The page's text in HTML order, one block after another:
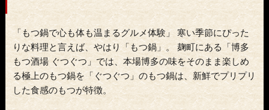
「もつ鍋で心も体も温まるグルメ体験」 寒い季節にぴった
りな料理と言えば、やはり「もつ鍋」。 麹町にある「博多
もつ酒場 ぐつぐつ」では、本場博多の味をそのまま楽しめ
る極上のもつ鍋を「ぐつぐつ」のもつ鍋は、新鮮でプリプリ
した食感のもつが特徴。